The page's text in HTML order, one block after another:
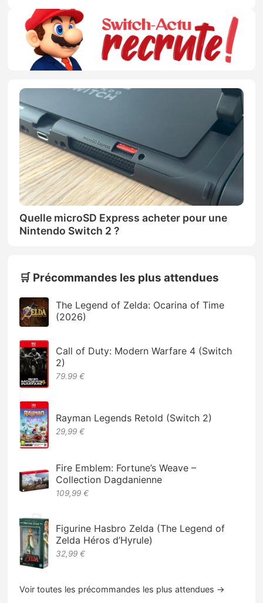
Quelle microSD Express acheter pour une
Nintendo Switch 2 ?
🛒 Précommandes les plus attendues
The Legend of Zelda: Ocarina of Time
(2026)
Call of Duty: Modern Warfare 4 (Switch
2)
79.99 €
Rayman Legends Retold (Switch 2)
29,99 €
Fire Emblem: Fortune’s Weave –
Collection Dagdanienne
109,99 €
Figurine Hasbro Zelda (The Legend of
Zelda Héros d’Hyrule)
32,99 €
Voir toutes les précommandes les plus attendues →